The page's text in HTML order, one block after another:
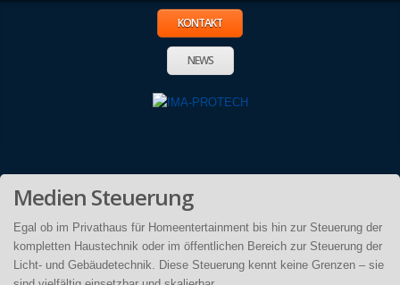
KONTAKT
NEWS
Medien Steuerung
Egal ob im Privathaus für Homeentertainment bis hin zur Steuerung der
kompletten Haustechnik oder im öffentlichen Bereich zur Steuerung der
Licht- und Gebäudetechnik. Diese Steuerung kennt keine Grenzen – sie